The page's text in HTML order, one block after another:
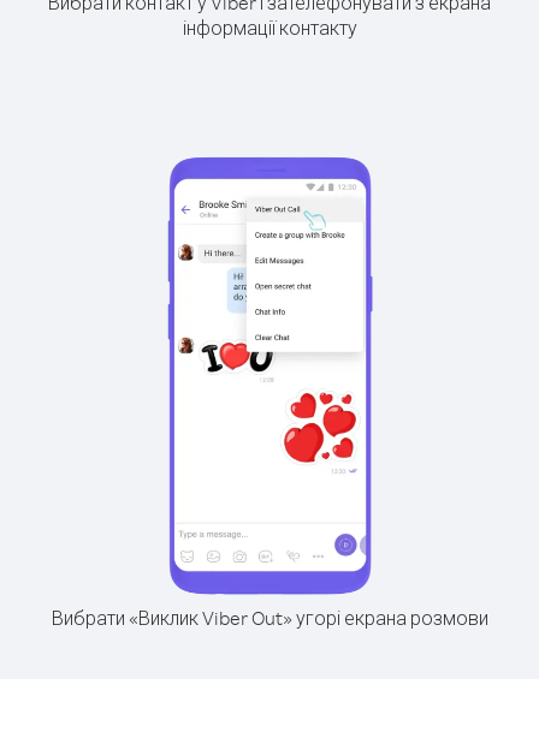
інформації контакту
Вибрати «Виклик Viber Out» угорі екрана розмови